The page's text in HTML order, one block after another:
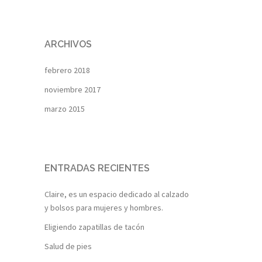
ARCHIVOS
febrero 2018
noviembre 2017
marzo 2015
ENTRADAS RECIENTES
Claire, es un espacio dedicado al calzado
y bolsos para mujeres y hombres.
Eligiendo zapatillas de tacón
Salud de pies